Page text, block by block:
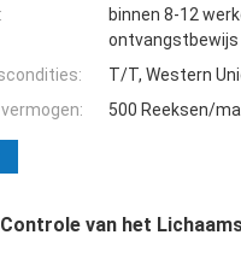
binnen 8-12
ontvangstbewijs
T/T, Western
500 Reeksen/
van het